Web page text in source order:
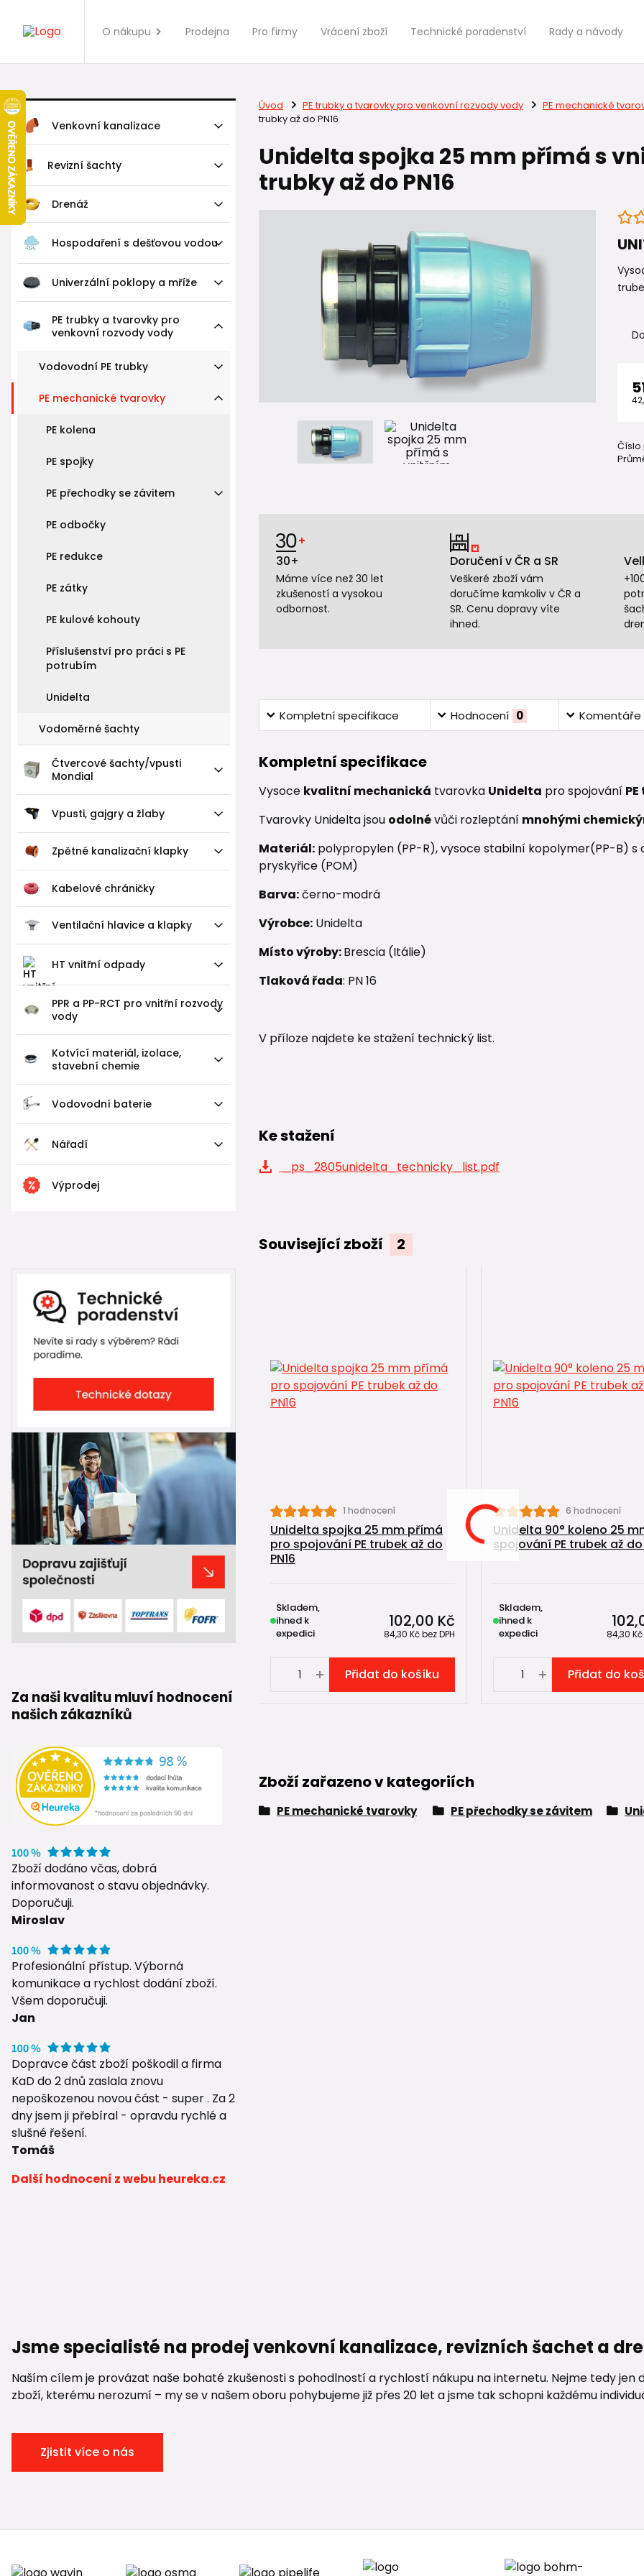
O nákupu Prodejna Pro firmy Vrácení zboží Technické poradenství Rady a návody
Venkovní kanalizace
Revizní šachty
Drenáž
Hospodaření s dešťovou vodou
Univerzální poklopy a mříže
PE trubky a tvarovky pro
venkovní rozvody vody
Vodovodní PE trubky
PE mechanické tvarovky
PE kolena
PE spojky
PE přechodky se závitem
PE odbočky
PE redukce
PE zátky
PE kulové kohouty
Příslušenství pro práci s PE
potrubím
Unidelta
Vodoměrné šachty
Čtvercové šachty/vpusti
Mondial
Vpusti, gajgry a žlaby
Zpětné kanalizační klapky
Kabelové chráničky
Ventilační hlavice a klapky
HT vnitřní odpady
PPR a PP-RCT pro vnitřní rozvody
vody
Kotvící materiál, izolace,
stavební chemie
Vodovodní baterie
Nářadí
Výprodej
Za naši kvalitu mluví hodnocení
našich zákazníků
Zboží dodáno včas, dobrá
informovanost o stavu objednávky.
Doporučuji.
Miroslav
Profesionální přístup. Výborná
komunikace a rychlost dodání zboží.
Všem doporučuji.
Jan
Dopravce část zboží poškodil a firma
KaD do 2 dnů zaslala znovu
nepoškozenou novou část - super . Za 2
dny jsem ji přebíral - opravdu rychlé a
slušné řešení.
Tomáš
Další hodnocení z webu heureka.cz
Úvod PE trubky a tvarovky pro venkovní rozvody vody PE mechanické
trubky až do PN16
Unidelta spojka 25 mm přímá s
trubky až do PN16
Číslo
30+
Máme více než 30 let
zkušeností a vysokou
odbornost.
Doručení v ČR a SR
Veškeré zboží vám
doručíme kamkoliv v ČR a
SR. Cenu dopravy víte
ihned.
Kompletní specifikace Hodnocení 0 Komentáře
Kompletní specifikace
Vysoce kvalitní mechanická tvarovka Unidelta pro spojování
Tvarovky Unidelta jsou odolnévůči rozleptání mnohými
Materiál:polypropylen (PP-R), vysoce stabilní kopolymer(PP-B) s
pryskyřice (POM)
Barva:černo-modrá
Výrobce:Unidelta
Místo výroby:Brescia (Itálie)
Tlaková řada: PN 16
V příloze najdete ke stažení technický list.
Ke stažení
_ps_2805unidelta_technicky_list.pdf
Související zboží 2
1 hodnocení
Unidelta spojka 25 mm přímá
pro spojování PE trubek až do
PN16
102,00 Kč
84,30 Kčbez DPH
Skladem,
ihned k
expedici
Přidat do košíku
6 hodnocení
Unidelta 90° koleno 25
spojování PE trubek až do
84,30 Kč
Skladem,
ihned k
expedici
Přidat do
Zboží zařazeno v kategoriích
PE mechanické tvarovky PE přechodky se závitem
Jsme specialisté na prodej venkovní kanalizace, revizních šachet a
Naším cílem je provázat naše bohaté zkušenosti s pohodlností a rychlostí nákupu na internetu. Nejme tedy jen
zboží, kterému nerozumí – my se v našem oboru pohybujeme již přes 20 let a jsme tak schopni každému
Zjistit více o nás